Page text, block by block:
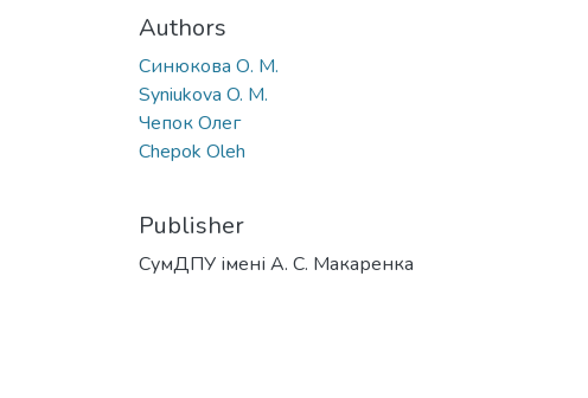
Authors
Синюкова О. М.
Syniukova O. M.
Чепок Олег
Chepok Oleh
Publisher
СумДПУ імені А. С. Макаренка